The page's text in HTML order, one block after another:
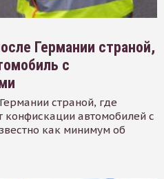
Германии страной,
с
страной, где
автомобилей с
как минимум об